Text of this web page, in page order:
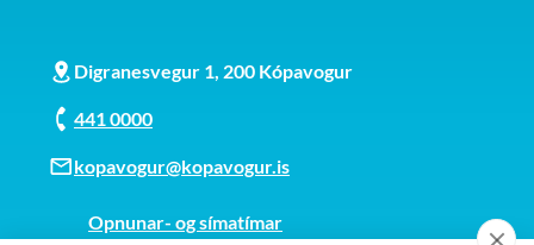
Digranesvegur 1, 200 Kópavogur
441 0000
kopavogur@kopavogur.is
Opnunar- og símatímar